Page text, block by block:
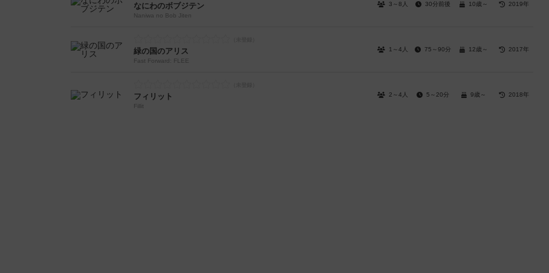
なにわのボブジテン
Naniwa no Bob Jiten
3～8人 30分前後 10歳～ 2019年
緑の国のアリス
Fast Forward: FLEE
1～4人 75～90分 12歳～ 2017年
フィリット
Fillit
2～4人 5～20分 9歳～ 2018年